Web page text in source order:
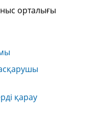
орталығы
қарау